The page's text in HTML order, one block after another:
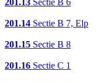
201.13 Sectie B 6
201.14 Sectie B 7, Elp
201.15 Sectie B 8
201.16 Sectie C 1